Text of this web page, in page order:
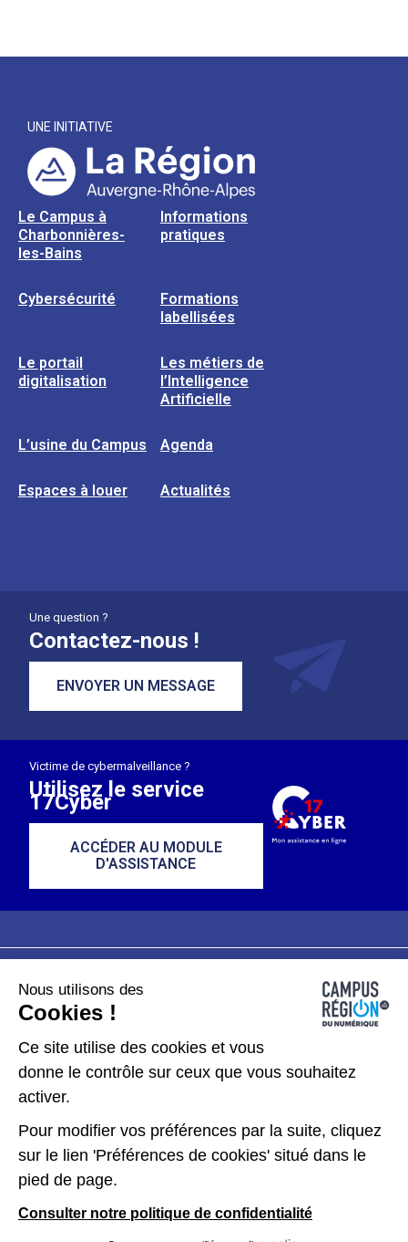
UNE INITIATIVE
Le Campus à
Charbonnières-
les-Bains
Informations
pratiques
Cybersécurité
Formations
labellisées
Le portail
digitalisation
Les métiers de
l’Intelligence
Artificielle
L’usine du Campus Agenda
Espaces à louer Actualités
Une question ?
Contactez-nous !
ENVOYER UN MESSAGE
Victime de cybermalveillance ?
Utilisez le service
17Cyber
ACCÉDER AU MODULE
D'ASSISTANCE
Plan du site
Données personnelles
Gérer les cookies
Kit de communication
Accessibilité : partiellement conforme
Nous utilisons des
Cookies !
Ce site utilise des cookies et vous
donne le contrôle sur ceux que vous souhaitez
activer.
Pour modifier vos préférences par la suite, cliquez
sur le lien 'Préférences de cookies' situé dans le
pied de page.
Consulter notre politique de confidentialité